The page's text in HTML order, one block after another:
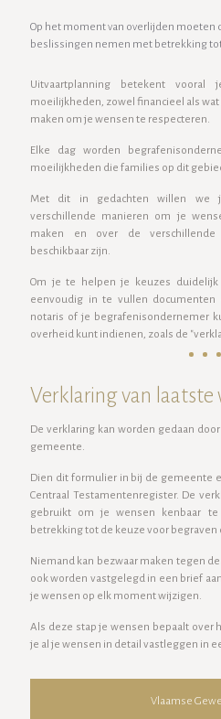
Op het moment van overlijden moeten
beslissingen nemen met betrekking
Uitvaartplanning betekent vooral
moeilijkheden, zowel financieel als
maken om je wensen te respecteren.
Elke dag worden
moeilijkheden die families op dit
Met dit in gedachten willen we
verschillende manieren om je
maken en over de verschillende
beschikbaar zijn.
Om je te helpen je keuzes
eenvoudig in te vullen
notaris of je begrafenisondernemer
overheid kunt indienen, zoals de
Verklaring van laatste
De verklaring kan worden gedaan
gemeente.
Dien dit formulier in bij de gemeente
Centraal Testamentenregister. De
gebruikt om je wensen kenbaar
betrekking tot de keuze voor begraven
Niemand kan bezwaar maken tegen
ook worden vastgelegd in een brief
je wensen op elk moment wijzigen.
Als deze stap je wensen bepaalt over
je al je wensen in detail vastleggen in
Vlaamse